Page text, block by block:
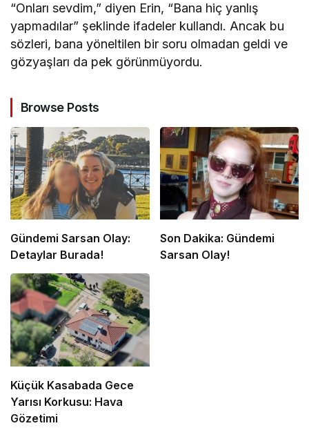
“Onları sevdim,” diyen Erin, “Bana hiç yanlış
yapmadılar” şeklinde ifadeler kullandı. Ancak bu
sözleri, bana yöneltilen bir soru olmadan geldi ve
gözyaşları da pek görünmüyordu.
Browse Posts
Gündemi Sarsan Olay:
Detaylar Burada!
Son Dakika: Gündemi
Sarsan Olay!
Küçük Kasabada Gece
Yarısı Korkusu: Hava
Gözetimi